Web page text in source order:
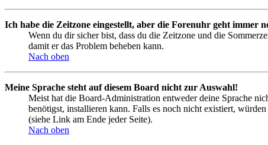
Ich habe die Zeitzone eingestellt, aber die Forenuhr geht immer
Wenn du dir sicher bist, dass du die Zeitzone und die
damit er das Problem beheben kann.
Nach oben
Meine Sprache steht auf diesem Board nicht zur Auswahl!
Meist hat die Board-Administration entweder deine Sprache
benötigst, installieren kann. Falls es noch nicht existiert,
(siehe Link am Ende jeder Seite).
Nach oben